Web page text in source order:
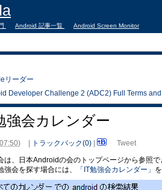
Android 記事一覧 Android Screen Monitor
リーダー
Developer Challenge 2 (ADC2) Full Terms
強会カレンダー
) トラックバック(0)
Tweet
は、日本Androidの会のトップページから参照
会を探す場合には、
「IT勉強会カレンダー」